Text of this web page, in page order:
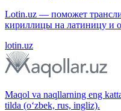
Lotin.uz — поможет
кириллицы на латиницу и
lotin.uz
Maqol va naqllarning eng
tilda (o‘zbek, rus, ingliz).